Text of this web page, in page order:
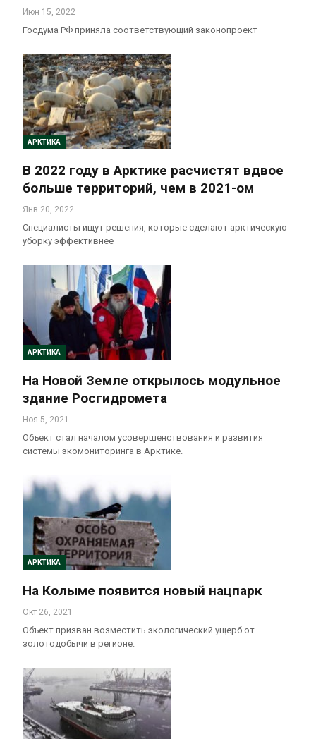
Июн 15, 2022
Госдума РФ приняла соответствующий законопроект
АРКТИКА
В 2022 году в Арктике расчистят вдвое
больше территорий, чем в 2021-ом
Янв 20, 2022
Специалисты ищут решения, которые сделают арктическую
уборку эффективнее
АРКТИКА
На Новой Земле открылось модульное
здание Росгидромета
Ноя 5, 2021
Объект стал началом усовершенствования и развития
системы экомониторинга в Арктике.
АРКТИКА
На Колыме появится новый нацпарк
Окт 26, 2021
Объект призван возместить экологический ущерб от
золотодобычи в регионе.